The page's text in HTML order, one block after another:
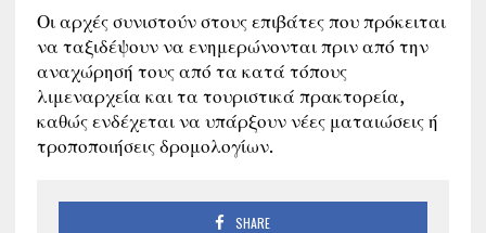
Οι αρχές συνιστούν στους επιβάτες που πρόκειται
να ταξιδέψουν να ενημερώνονται πριν από την
αναχώρησή τους από τα κατά τόπους
λιμεναρχεία και τα τουριστικά πρακτορεία,
καθώς ενδέχεται να υπάρξουν νέες ματαιώσεις ή
τροποποιήσεις δρομολογίων.
SHARE